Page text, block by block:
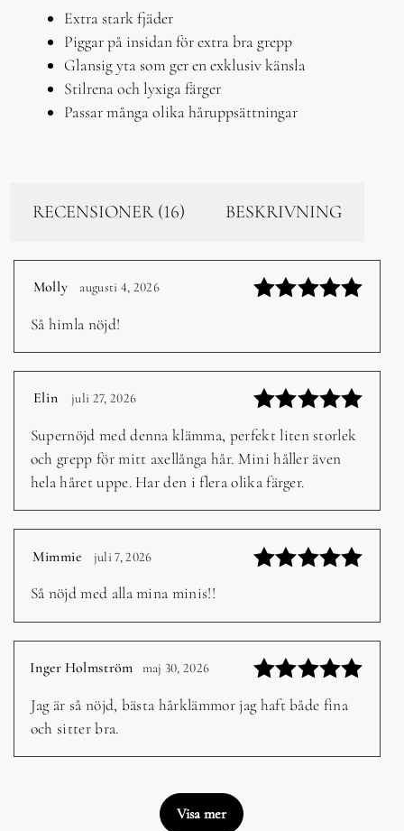
Extra stark fjäder
Piggar på insidan för extra bra grepp
Glansig yta som ger en exklusiv känsla
Stilrena och lyxiga färger
Passar många olika håruppsättningar
RECENSIONER (16) BESKRIVNING
Molly augusti 4, 2026
Så himla nöjd!
Betygsatt
5
av 5
Elin juli 27, 2026
Supernöjd med denna klämma, perfekt liten storlek
och grepp för mitt axellånga hår. Mini håller även
hela håret uppe. Har den i flera olika färger.
Mimmie juli 7, 2026
Så nöjd med alla mina minis!!
Betygsatt
5
av 5
Inger Holmström maj 30, 2026
Jag är så nöjd, bästa hårklämmor jag haft både fina
och sitter bra.
Visa mer